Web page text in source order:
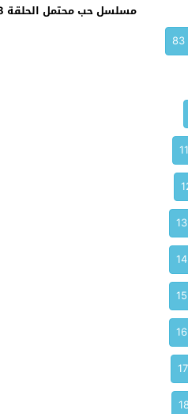
مسلسل حب محتمل الحلقة 8